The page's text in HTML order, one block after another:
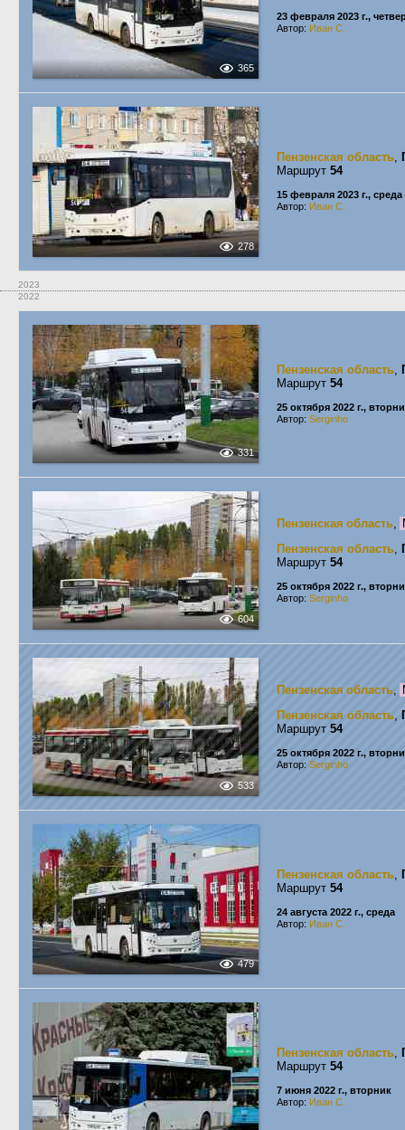
365
23 февраля 2023 г.,
Автор: Иван С.
278
Пензенская область,
Маршрут 54
15 февраля 2023 г., среда
Автор: Иван С.
2023
2022
331
Пензенская область,
Маршрут 54
25 октября 2022 г.,
Автор: Serginho
604
Пензенская область,
Пензенская область,
Маршрут 54
25 октября 2022 г.,
Автор: Serginho
533
Пензенская область,
Пензенская область,
Маршрут 54
25 октября 2022 г.,
Автор: Serginho
479
Пензенская область,
Маршрут 54
24 августа 2022 г., среда
Автор: Иван С.
Пензенская область,
Маршрут 54
7 июня 2022 г., вторник
Автор: Иван С.